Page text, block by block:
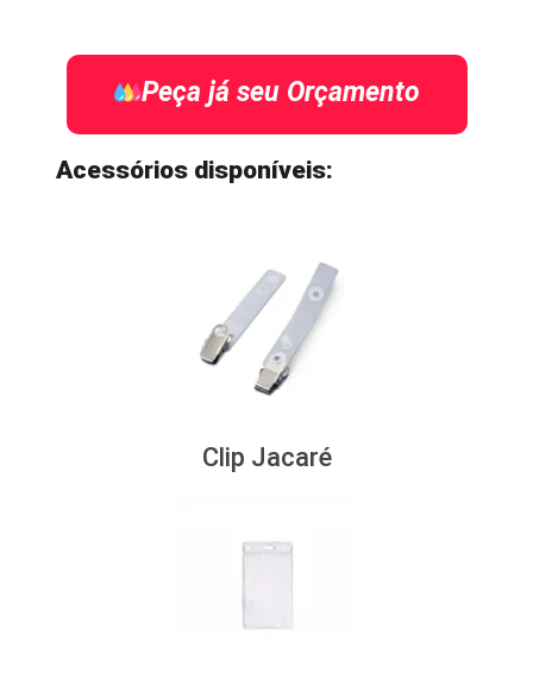
Peça já seu Orçamento
Acessórios disponíveis:
Clip Jacaré